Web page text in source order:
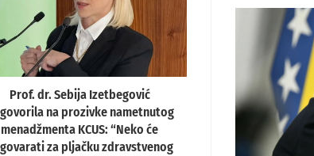
Prof. dr. Sebija Izetbegović
na prozivke nametnutog
menadžmenta KCUS: “Neko će
za pljačku zdravstvenog